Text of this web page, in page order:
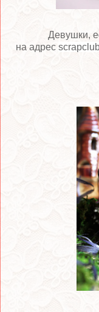
Девушки, е
на адрес